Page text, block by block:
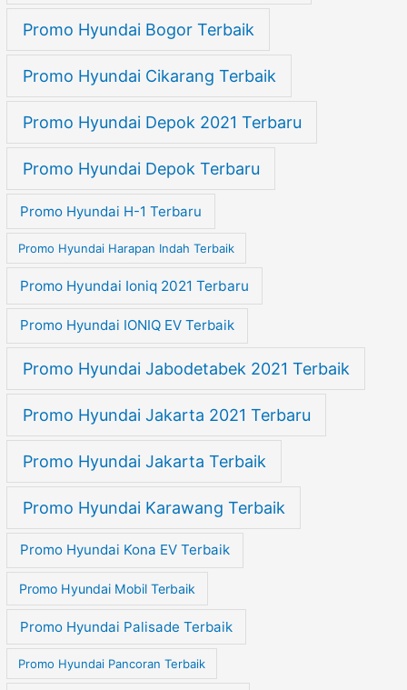
Promo Hyundai Bogor Terbaik
Promo Hyundai Cikarang Terbaik
Promo Hyundai Depok 2021 Terbaru
Promo Hyundai Depok Terbaru
Promo Hyundai H-1 Terbaru
Promo Hyundai Harapan Indah Terbaik
Promo Hyundai Ioniq 2021 Terbaru
Promo Hyundai IONIQ EV Terbaik
Promo Hyundai Jabodetabek 2021 Terbaik
Promo Hyundai Jakarta 2021 Terbaru
Promo Hyundai Jakarta Terbaik
Promo Hyundai Karawang Terbaik
Promo Hyundai Kona EV Terbaik
Promo Hyundai Mobil Terbaik
Promo Hyundai Palisade Terbaik
Promo Hyundai Pancoran Terbaik